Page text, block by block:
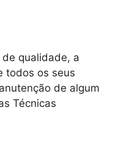
qualidade, a
todos os seus
de algum
Técnicas